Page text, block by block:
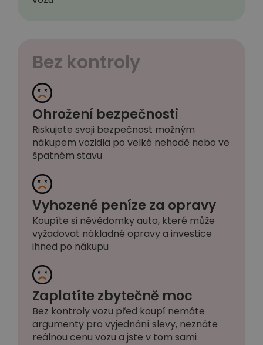
Bez kontroly
Ohrožení bezpečnosti
Riskujete svoji bezpečnost možným
nákupem vozidla po velké nehodě nebo ve
špatném stavu
Vyhozené peníze za opravy
Koupíte si něvědomky auto, které může
vyžadovat nákladné opravy a investice
ihned po nákupu
Zaplatíte zbytečně moc
Bez kontroly vozu před koupí nemáte
argumenty pro vyjednání slevy, neznáte
reálnou cenu vozu a jste v tom sami